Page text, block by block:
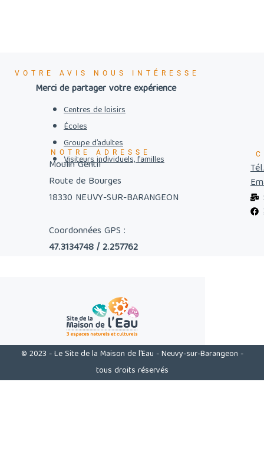
VOTRE AVIS NOUS INTÉRESSE
Merci de partager votre expérience
Centres de loisirs
Écoles
Groupe d’adultes
Visiteurs individuels, familles
NOTRE ADRESSE
Moulin Gentil
Route de Bourges
18330 NEUVY-SUR-BARANGEON
Coordonnées GPS :
47.3134748 / 2.257762
© 2023 - Le Site de la Maison de l'Eau - Neuvy-sur-Barangeon -
tous droits réservés